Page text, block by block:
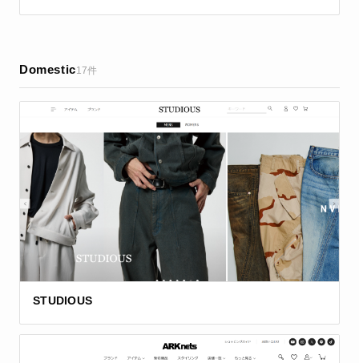
Domestic17件
STUDIOUS